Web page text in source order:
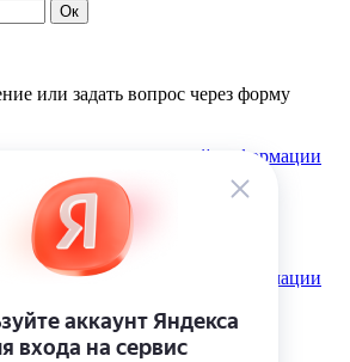
или задать вопрос через форму
дополнительной информации
с покупок
дополнительной информации